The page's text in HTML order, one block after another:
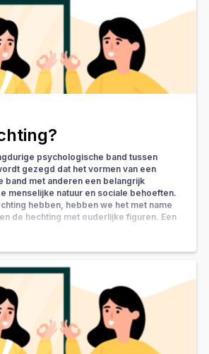
psychologische band tussen
gezegd dat het vormen van een
band met anderen een belangrijk
menselijke natuur en sociale behoeften.
hebben, hebben we het met name
de hechting met ouderlijke figuren. Een